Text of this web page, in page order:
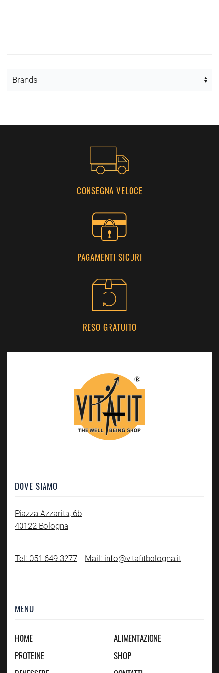
CONSEGNA VELOCE
PAGAMENTI SICURI
RESO GRATUITO
DOVE SIAMO
Piazza Azzarita, 6b
40122 Bologna
Tel: 051 649 3277 Mail: info@vitafitbologna.it
MENU
HOME
PROTEINE
ALIMENTAZIONE
SHOP